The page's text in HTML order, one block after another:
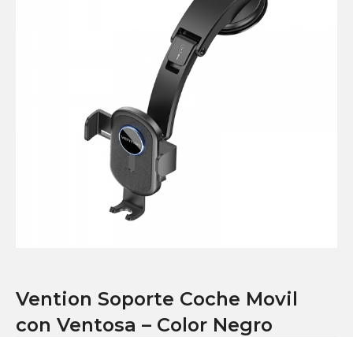
Vention Soporte Coche Movil
con Ventosa – Color Negro